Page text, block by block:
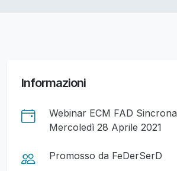
Informazioni
Webinar ECM FAD Sincrona
Mercoledì 28 Aprile 2021
Promosso da FeDerSerD